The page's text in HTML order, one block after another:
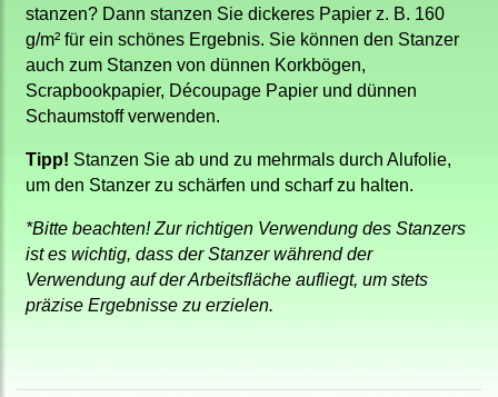
stanzen? Dann stanzen Sie dickeres Papier z. B. 160
g/m² für ein schönes Ergebnis. Sie können den Stanzer
auch zum Stanzen von dünnen Korkbögen,
Scrapbookpapier, Découpage Papier und dünnen
Schaumstoff verwenden.
Tipp! Stanzen Sie ab und zu mehrmals durch Alufolie,
um den Stanzer zu schärfen und scharf zu halten.
*Bitte beachten! Zur richtigen Verwendung des Stanzers
ist es wichtig, dass der Stanzer während der
Verwendung auf der Arbeitsfläche aufliegt, um stets
präzise Ergebnisse zu erzielen.